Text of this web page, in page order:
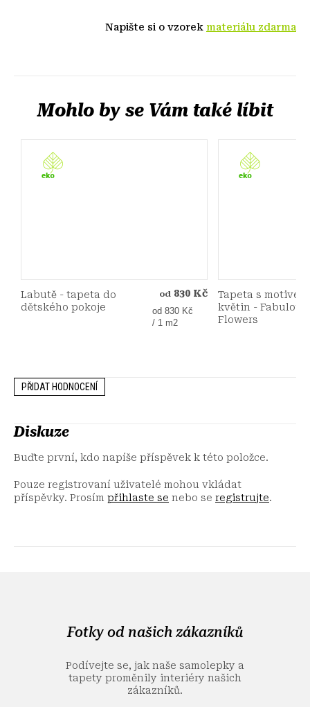
Napište si o vzorek materiálu zdarma
Labutě - tapeta do
dětského pokoje
od 830 Kč
Měrná
cena:
od 830 Kč
/ 1 m2
Tapeta s motivem
květin - Fabulous
Flowers
PŘIDAT HODNOCENÍ
Diskuze
Buďte první, kdo napíše příspěvek k této položce.
Pouze registrovaní uživatelé mohou vkládat
příspěvky. Prosím přihlaste se nebo se registrujte.
Fotky od našich zákazníků
Podívejte se, jak naše samolepky a
tapety proměnily interiéry našich
zákazníků.